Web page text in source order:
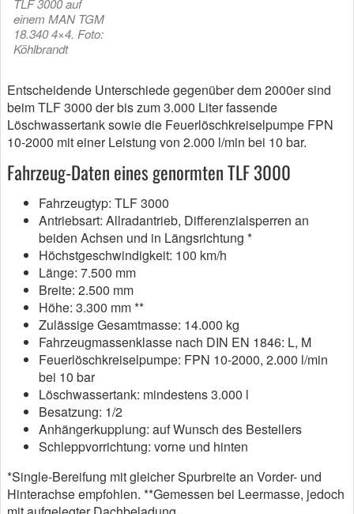
TLF 3000 auf
einem MAN TGM
18.340 4×4. Foto:
Köhlbrandt
Entscheidende Unterschiede gegenüber dem 2000er sind
beim TLF 3000 der bis zum 3.000 Liter fassende
Löschwassertank sowie die Feuerlöschkreiselpumpe FPN
10-2000 mit einer Leistung von 2.000 l/min bei 10 bar.
Fahrzeug-Daten eines genormten TLF 3000
Fahrzeugtyp: TLF 3000
Antriebsart: Allradantrieb, Differenzialsperren an
beiden Achsen und in Längsrichtung *
Höchstgeschwindigkeit: 100 km/h
Länge: 7.500 mm
Breite: 2.500 mm
Höhe: 3.300 mm **
Zulässige Gesamtmasse: 14.000 kg
Fahrzeugmassenklasse nach DIN EN 1846: L, M
Feuerlöschkreiselpumpe: FPN 10-2000, 2.000 l/min
bei 10 bar
Löschwassertank: mindestens 3.000 l
Besatzung: 1/2
Anhängerkupplung: auf Wunsch des Bestellers
Schleppvorrichtung: vorne und hinten
*Single-Bereifung mit gleicher Spurbreite an Vorder- und
Hinterachse empfohlen. **Gemessen bei Leermasse, jedoch